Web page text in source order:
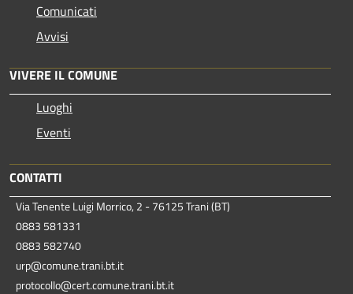
Comunicati
Avvisi
VIVERE IL COMUNE
Luoghi
Eventi
CONTATTI
Via Tenente Luigi Morrico, 2 - 76125 Trani (BT)
0883 581331
0883 582740
urp@comune.trani.bt.it
protocollo@cert.comune.trani.bt.it